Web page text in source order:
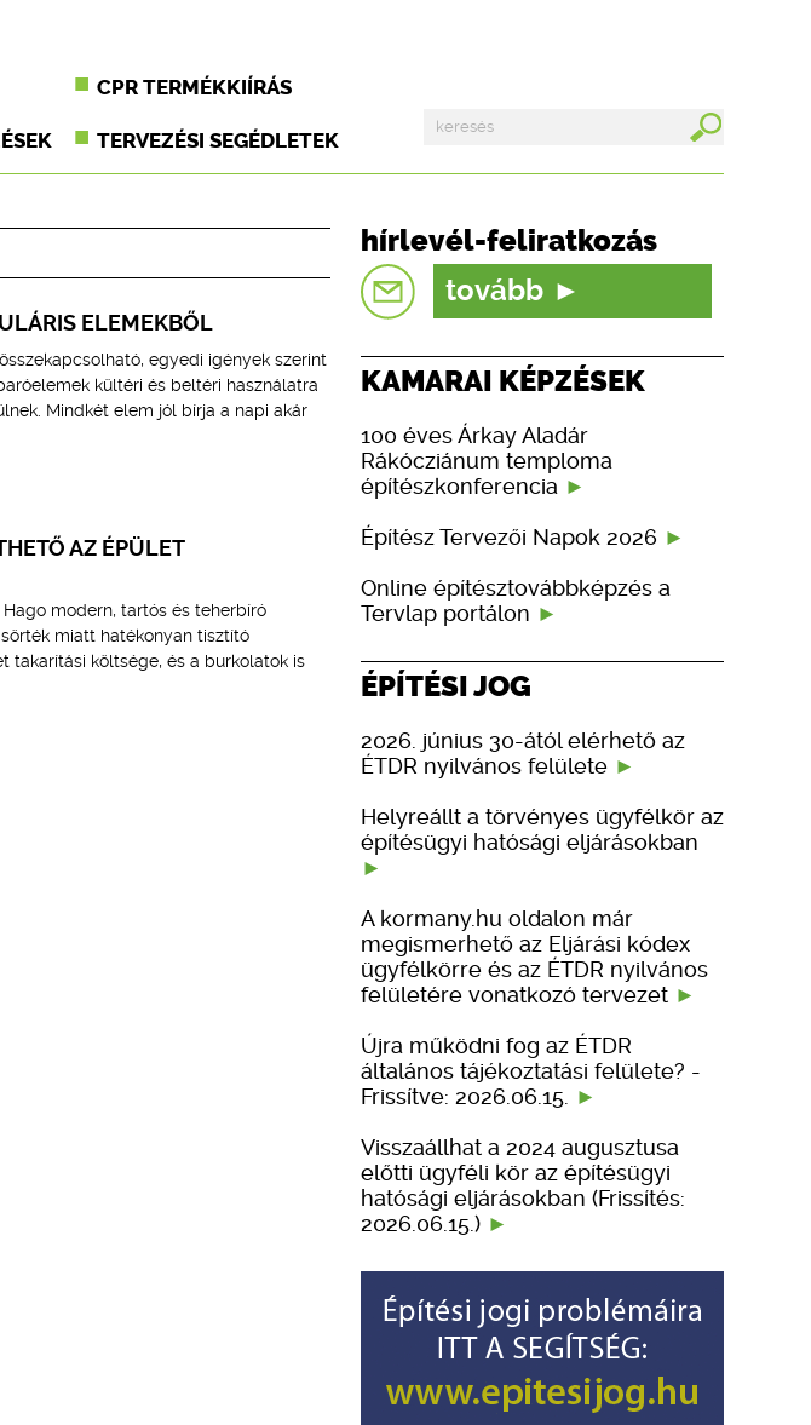
CPR TERMÉKKIÍRÁS
TERVEZÉSI SEGÉDLETEK
ELEMEKBŐL
egyedi igények szerint
kültéri és beltéri használatra
Mindkét elem jól bírja a napi akár
AZ ÉPÜLET
modern, tartós és teherbíró
miatt hatékonyan tisztító
takarítási költsége, és a burkolatok is
hírlevél-feliratkozás
tovább
KAMARAI KÉPZÉSEK
100 éves Árkay Aladár
Rákócziánum temploma
építészkonferencia
Építész Tervezői Napok 2026
Online építésztovábbképzés a
Tervlap portálon
ÉPÍTÉSI JOG
2026. június 30-ától elérhető az
ÉTDR nyilvános felülete
Helyreállt a törvényes ügyfélkör az
építésügyi hatósági eljárásokban
A kormany.hu oldalon már
megismerhető az Eljárási kódex
ügyfélkörre és az ÉTDR nyilvános
felületére vonatkozó tervezet
Újra működni fog az ÉTDR
általános tájékoztatási felülete? -
Frissítve: 2026.06.15.
Visszaállhat a 2024 augusztusa
előtti ügyféli kör az építésügyi
hatósági eljárásokban (Frissítés:
2026.06.15.)